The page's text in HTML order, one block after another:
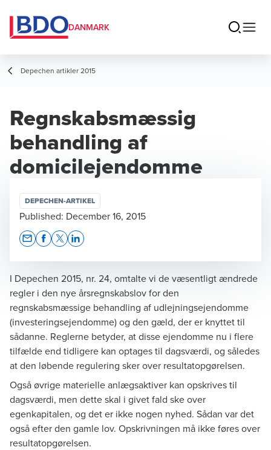
DANMARK
Depechen artikler 2015
Regnskabsmæssig
behandling af
domicilejendomme
I Depechen 2015, nr. 24, omtalte vi de væsentligt ændrede
regler i den nye årsregnskabslov for den
regnskabsmæssige behandling af udlejningsejendomme
(investeringsejendomme) og den gæld, der er knyttet til
sådanne. Reglerne betyder, at disse ejendomme nu i flere
tilfælde end tidligere kan optages til dagsværdi, og således
at den løbende regulering sker over resultatopgørelsen.
Også øvrige materielle anlægsaktiver kan opskrives til
dagsværdi, men dette skal i givet fald ske over
egenkapitalen, og det er ikke nogen nyhed. Sådan var det
også efter den gamle lov. Opskrivningen må ikke føres over
resultatopgørelsen.
DEPECHEN-ARTIKEL
Published: December 16, 2015